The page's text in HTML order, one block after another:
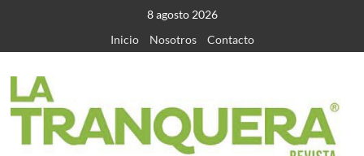
contenido
8 agosto 2026
Inicio
Nosotros Contacto